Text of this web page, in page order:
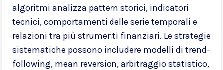
algoritmi analizza pattern storici, indicatori
tecnici, comportamenti delle serie temporali e
relazioni tra più strumenti finanziari. Le strategie
sistematiche possono includere modelli di trend-
following, mean reversion, arbitraggio statistico,